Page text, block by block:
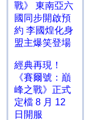
戰》 東南亞六
國同步開啟預
約 李國煌化身
盟主爆笑登場
經典再現！
《賽爾號：巔
峰之戰》正式
定檔 8 月 12
日開服